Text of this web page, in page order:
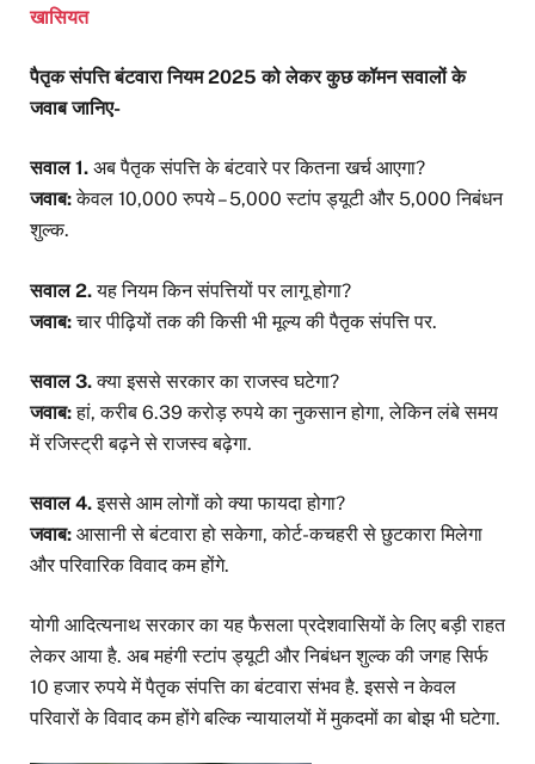
खासियत
पैतृक संपत्ति बंटवारा नियम 2025 को लेकर कुछ कॉमन सवालों के
जवाब जानिए-
सवाल 1. अब पैतृक संपत्ति के बंटवारे पर कितना खर्च आएगा?
जवाब:केवल 10,000 रुपये – 5,000 स्टांप ड्यूटी और 5,000 निबंधन
शुल्क.
सवाल 2.यह नियम किन संपत्तियों पर लागू होगा?
जवाब:चार पीढ़ियों तक की किसी भी मूल्य की पैतृक संपत्ति पर.
सवाल 3.क्या इससे सरकार का राजस्व घटेगा?
जवाब:हां, करीब 6.39 करोड़ रुपये का नुकसान होगा, लेकिन लंबे समय
में रजिस्ट्री बढ़ने से राजस्व बढ़ेगा.
सवाल 4.इससे आम लोगों को क्या फायदा होगा?
जवाब: आसानी से बंटवारा हो सकेगा, कोर्ट-कचहरी से छुटकारा मिलेगा
और परिवारिक विवाद कम होंगे.
योगी आदित्यनाथ सरकार का यह फैसला प्रदेशवासियों के लिए बड़ी राहत
लेकर आया है. अब महंगी स्टांप ड्यूटी और निबंधन शुल्क की जगह सिर्फ
10 हजार रुपये में पैतृक संपत्ति का बंटवारा संभव है. इससे न केवल
परिवारों के विवाद कम होंगे बल्कि न्यायालयों में मुकदमों का बोझ भी घटेगा.